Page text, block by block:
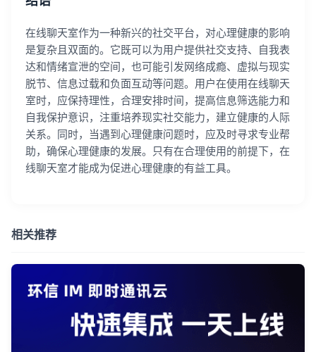
在线聊天室作为一种新兴的社交平台，对心理健康的影响
是复杂且双面的。它既可以为用户提供社交支持、自我表
达和情绪宣泄的空间，也可能引发网络成瘾、虚拟与现实
脱节、信息过载和负面互动等问题。用户在使用在线聊天
室时，应保持理性，合理安排时间，提高信息筛选能力和
自我保护意识，注重培养现实社交能力，建立健康的人际
关系。同时，当遇到心理健康问题时，应及时寻求专业帮
助，确保心理健康的发展。只有在合理使用的前提下，在
线聊天室才能成为促进心理健康的有益工具。
相关推荐